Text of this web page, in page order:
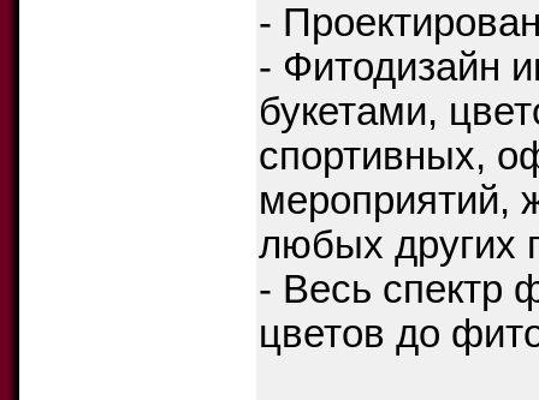
-
- Фитодизайн
букетами,
спортивных,
мероприятий,
любых других
- Весь спектр
цветов до